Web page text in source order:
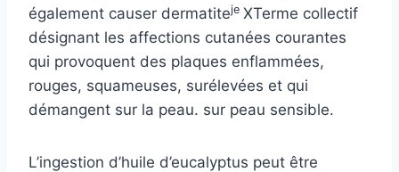
également causer dermatiteje XTerme collectif
désignant les affections cutanées courantes
qui provoquent des plaques enflammées,
rouges, squameuses, surélevées et qui
démangent sur la peau. sur peau sensible.
L’ingestion d’huile d’eucalyptus peut être